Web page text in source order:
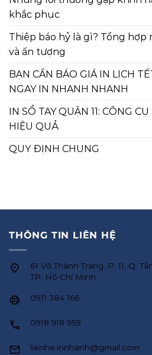
khắc phục
Thiệp báo hỷ là gì? Tổng hợp
và ấn tượng
BẠN CẦN BÁO GIÁ IN LỊCH
NGAY IN NHANH NHANH
IN SỔ TAY QUẬN 11: CÔNG
HIỆU QUẢ
QUY ĐỊNH CHUNG
THÔNG TIN LIÊN HỆ
61 Võ Thành Trang, P. 11, Q.
TP. Hồ Chí Minh
0911 384 166
0918 918 959
lienhe.innhanh@gmail.com